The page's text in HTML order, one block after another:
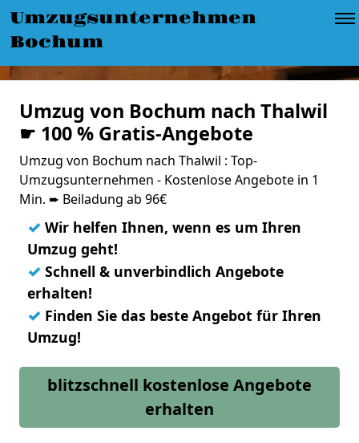
Umzugsunternehmen
Bochum
Umzug von Bochum nach Thalwil
☛ 100 % Gratis-Angebote
Umzug von Bochum nach Thalwil : Top-
Umzugsunternehmen - Kostenlose Angebote in 1
Min. ➨ Beiladung ab 96€
✓ Wir helfen Ihnen, wenn es um Ihren
Umzug geht!
✓ Schnell & unverbindlich Angebote
erhalten!
✓ Finden Sie das beste Angebot für Ihren
Umzug!
blitzschnell kostenlose Angebote
erhalten